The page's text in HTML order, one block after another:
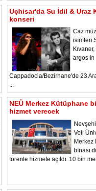
Uçhisar'da Su İdil & Uraz
konseri
Caz
isimleri
argos in
Cappadocia/Bezirhane'de 23
...
NEÜ Merkez Kütüphane
hizmet verecek
Veli
Merkez
binası
törenle hizmete açıldı. 10 bin